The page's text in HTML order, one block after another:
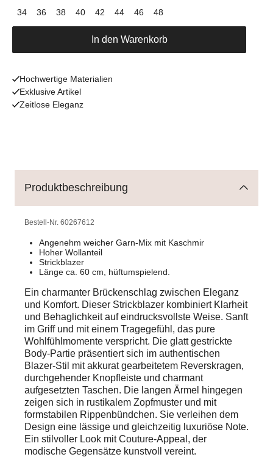
34 36 38 40 42 44 46 48
In den Warenkorb
Hochwertige Materialien
Exklusive Artikel
Zeitlose Eleganz
Produktbeschreibung
Bestell-Nr. 60267612
Angenehm weicher Garn-Mix mit Kaschmir
Hoher Wollanteil
Strickblazer
Länge ca. 60 cm, hüftumspielend.
Ein charmanter Brückenschlag zwischen Eleganz
und Komfort. Dieser Strickblazer kombiniert Klarheit
und Behaglichkeit auf eindrucksvollste Weise. Sanft
im Griff und mit einem Tragegefühl, das pure
Wohlfühlmomente verspricht. Die glatt gestrickte
Body-Partie präsentiert sich im authentischen
Blazer-Stil mit akkurat gearbeitetem Reverskragen,
durchgehender Knopfleiste und charmant
aufgesetzten Taschen. Die langen Ärmel hingegen
zeigen sich in rustikalem Zopfmuster und mit
formstabilen Rippenbündchen. Sie verleihen dem
Design eine lässige und gleichzeitig luxuriöse Note.
Ein stilvoller Look mit Couture-Appeal, der
modische Gegensätze kunstvoll vereint.